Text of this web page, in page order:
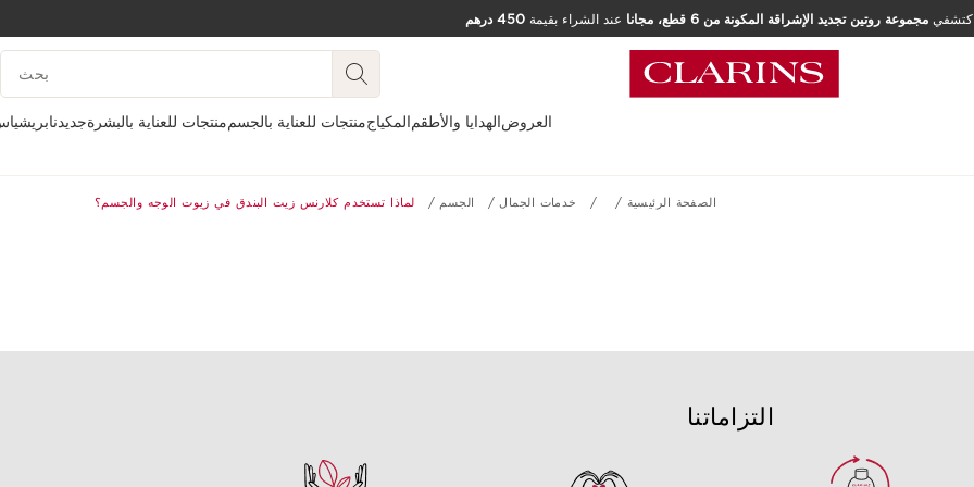
تخط إلى المحتوى
مجموعة روتين تجديد الإشراقة المكونة من 6 قطع، مجانا عند الشراء بقيمة
مفتاح البحث
جديدنامنتجات للعناية بالبشرةمنتجات للعناية بالجسمالمكياجالهدايا والأطقمالعروض
الصفحة الرئيسية خدمات الجمال الجسم لماذا تستخدم كلارنس زيت البندق في زيوت الوجه والجسم؟
التزاماتنا